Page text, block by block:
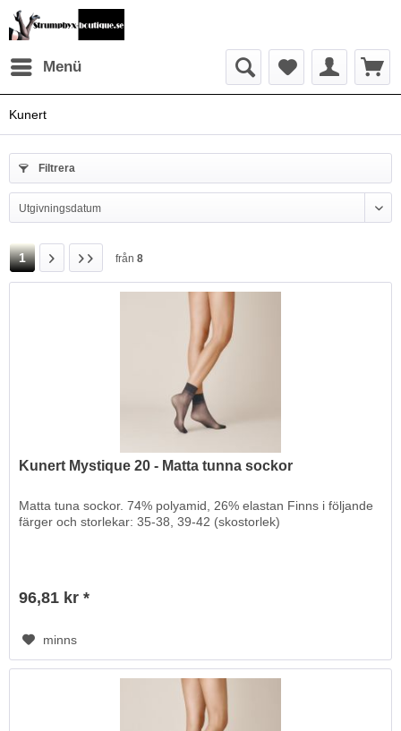
Menü
Kunert
Filtrera
1 från 8
Kunert Mystique 20 - Matta tunna sockor
Matta tuna sockor. 74% polyamid, 26% elastan Finns i följande
färger och storlekar: 35-38, 39-42 (skostorlek)
96,81 kr *
minns